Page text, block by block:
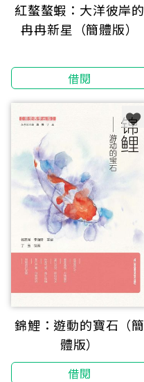
紅螯螯蝦：大洋彼岸的
冉冉新星（簡體版）
借閱
錦鯉：遊動的寶石（簡
體版）
借閱